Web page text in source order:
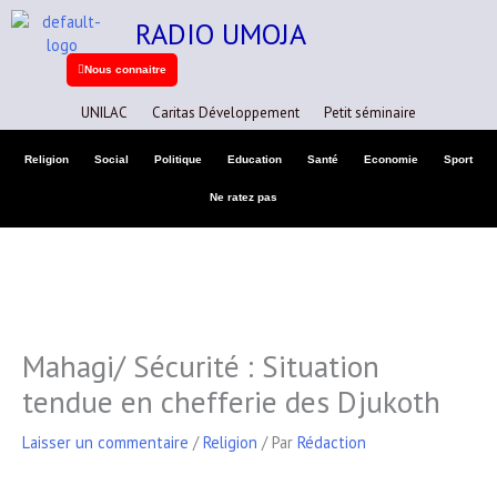
Aller
au
contenu
RADIO UMOJA
Nous connaitre
UNILAC Caritas Développement Petit séminaire
Religion Social Politique Education Santé Economie Sport
Ne ratez pas
Mahagi/ Sécurité : Situation
tendue en chefferie des Djukoth
Laisser un commentaire /Religion / Par Rédaction
A